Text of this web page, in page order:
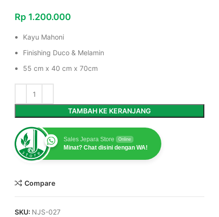
Rp 1.200.000
Kayu Mahoni
Finishing Duco & Melamin
55 cm x 40 cm x 70cm
TAMBAH KE KERANJANG
Sales Jepara Store Online
Minat? Chat disini dengan WA!
Compare
SKU: NJS-027